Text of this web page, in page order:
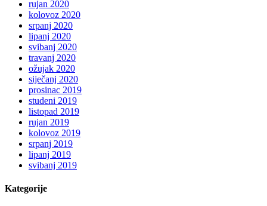
rujan 2020
kolovoz 2020
srpanj 2020
lipanj 2020
svibanj 2020
travanj 2020
ožujak 2020
siječanj 2020
prosinac 2019
studeni 2019
listopad 2019
rujan 2019
kolovoz 2019
srpanj 2019
lipanj 2019
svibanj 2019
Kategorije